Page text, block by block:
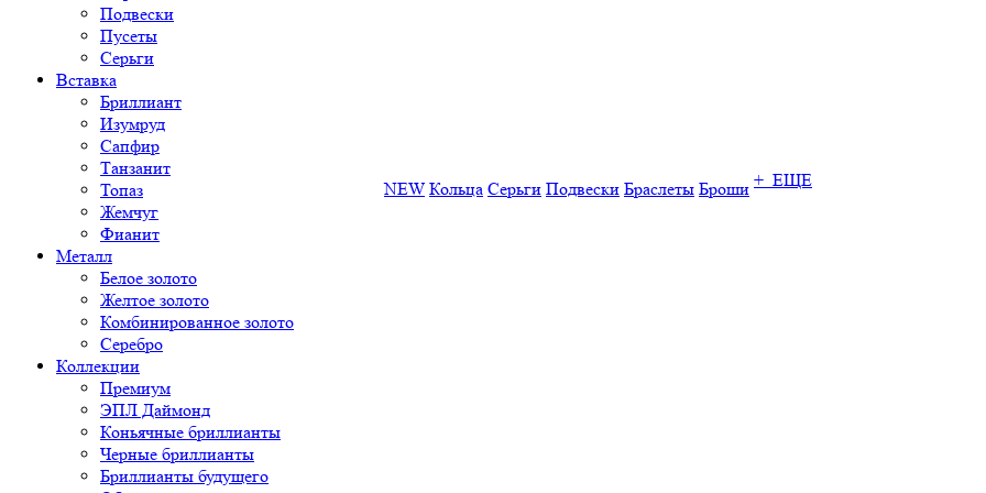
Подвески
Пусеты
Серьги
Вставка
Бриллиант
Изумруд
Сапфир
Танзанит
Топаз
Жемчуг
Фианит
Металл
Белое золото
Желтое золото
Комбинированное золото
Серебро
Коллекции
Премиум
ЭПЛ Даймонд
Коньячные бриллианты
Черные бриллианты
Бриллианты будущего
NEW Кольца Серьги Подвески Браслеты Броши + ЕЩЕ